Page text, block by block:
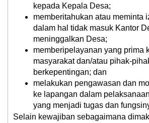
kepada Kepala Desa;
memberitahukan atau meminta
dalam hal tidak masuk Kantor
meninggalkan Desa;
memberipelayanan yang prima
masyarakat dan/atau pihak-
berkepentingan; dan
melakukan pengawasan dan
ke lapangan dalam
yang menjadi tugas dan
Selain kewajiban sebagaimana